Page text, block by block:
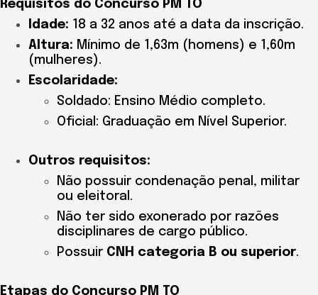
Requisitos do Concurso PM TO
Idade: 18 a 32 anos até a data da inscrição.
Altura: Mínimo de 1,63m (homens) e 1,60m
(mulheres).
Escolaridade:
Soldado: Ensino Médio completo.
Oficial: Graduação em Nível Superior.
Outros requisitos:
Não possuir condenação penal, militar
ou eleitoral.
Não ter sido exonerado por razões
disciplinares de cargo público.
Possuir CNH categoria B ou superior.
Etapas do Concurso PM TO